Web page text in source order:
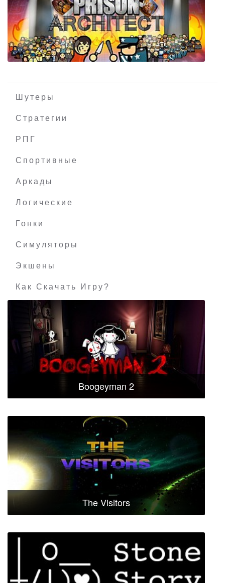
The Long Dark (Эпизод 1-4)
Шутеры
Стратегии
РПГ
Спортивные
Аркады
Логические
Гонки
Симуляторы
Экшены
Как Скачать Игру?
Boogeyman 2
The Visitors